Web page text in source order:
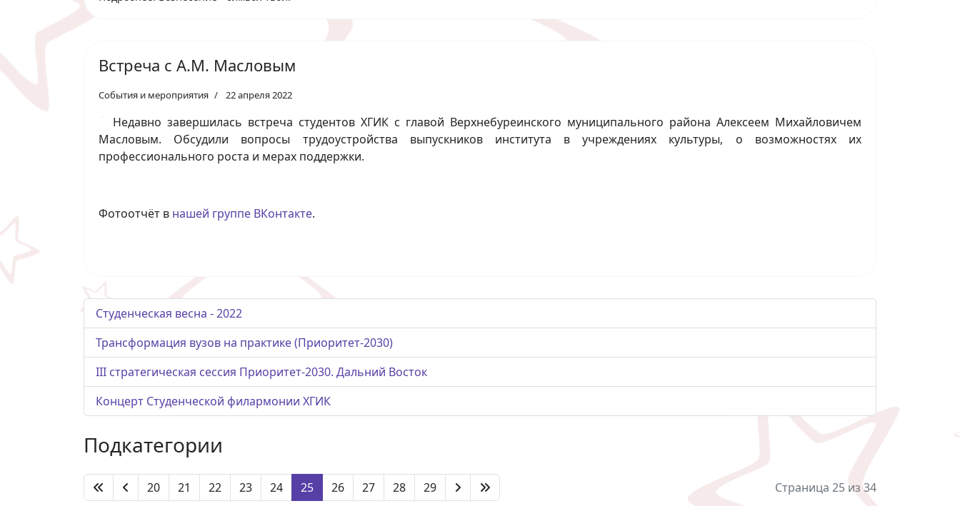
Встреча с А.М. Масловым
События и мероприятия 22 апреля 2022
Недавно завершилась встреча студентов ХГИК с главой Верхнебуреинского муниципального района Алексеем Михайловичем
Масловым. Обсудили вопросы трудоустройства выпускников института в учреждениях культуры, о возможностях их
профессионального роста и мерах поддержки.
Фотоотчёт в нашей группе ВКонтакте.
Студенческая весна - 2022
Трансформация вузов на практике (Приоритет-2030)
III стратегическая сессия Приоритет-2030. Дальний Восток
Концерт Студенческой филармонии ХГИК
Подкатегории
20 21 22 23 24 25 26 27 28 29 Страница 25 из 34